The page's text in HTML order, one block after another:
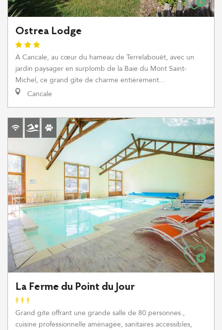
Ostrea Lodge
À Cancale, au cœur du hameau de Terrelabouët, avec un
jardin paysager en surplomb de la Baie du Mont Saint-
Michel, ce grand gîte de charme entièrement...
Cancale
La Ferme du Point du Jour
Grand gite offrant une grande salle de 80 personnes.,
cuisine professionnelle aménagée, sanitaires accessibles,